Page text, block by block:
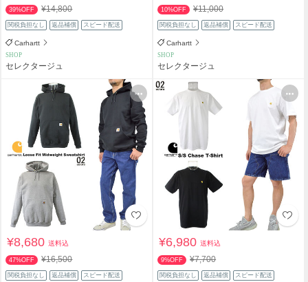
39%OFF ¥14,800
関税負担なし 返品補償 スピード配送
Carhartt
SHOP
セレクタージュ
10%OFF ¥11,000
関税負担なし 返品補償 スピード配送
Carhartt
SHOP
セレクタージュ
¥8,680送料込
47%OFF ¥16,500
関税負担なし 返品補償 スピード配送
¥6,980送料込
9%OFF ¥7,700
関税負担なし 返品補償 スピード配送